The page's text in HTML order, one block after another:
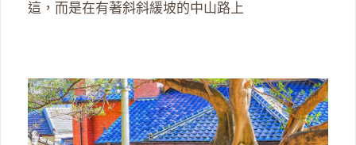
這，而是在有著斜斜緩坡的中山路上